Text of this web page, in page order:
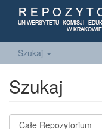
Szukaj
Szukaj